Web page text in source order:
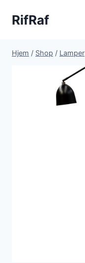
RifRaf
Hjem / Shop / Lamper